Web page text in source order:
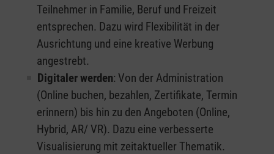
Teilnehmer in Familie, Beruf und Freizeit
entsprechen. Dazu wird Flexibilität in der
Ausrichtung und eine kreative Werbung
angestrebt.
Digitaler werden: Von der Administration
(Online buchen, bezahlen, Zertifikate, Termin
erinnern) bis hin zu den Angeboten (Online,
Hybrid, AR/ VR). Dazu eine verbesserte
Visualisierung mit zeitaktueller Thematik.